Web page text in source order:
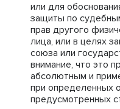
или для
защиты по
прав другого
лица, или в целях
союза или
внимание, что это
абсолютным и
при определенных
предусмотренных